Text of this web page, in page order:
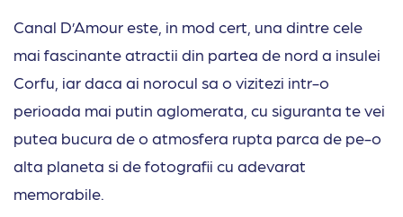
Canal D’Amour este, in mod cert, una dintre cele
mai fascinante atractii din partea de nord a insulei
Corfu, iar daca ai norocul sa o vizitezi intr-o
perioada mai putin aglomerata, cu siguranta te vei
putea bucura de o atmosfera rupta parca de pe-o
alta planeta si de fotografii cu adevarat
memorabile.